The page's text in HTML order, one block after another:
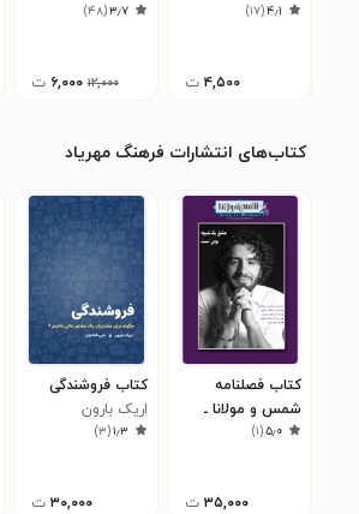
خرداد ۹۹
۴٫۱(۱۷)
۴,۵۰۰ ت
۰۰۱ ـ فروردین ۱۳۹۸ ۳٫۷(۴۸)
۱۲,۰۰۰ ۶,۰۰۰ ت
کتاب‌های انتشارات فرهنگ مهریاد
کتاب فصلنامه
شمس و مولانا ـ
۵٫۰(۱)
۳۵,۰۰۰ ت
کتاب فروشندگی
اریک بارون
۱٫۳(۳)
۳۰,۰۰۰ ت